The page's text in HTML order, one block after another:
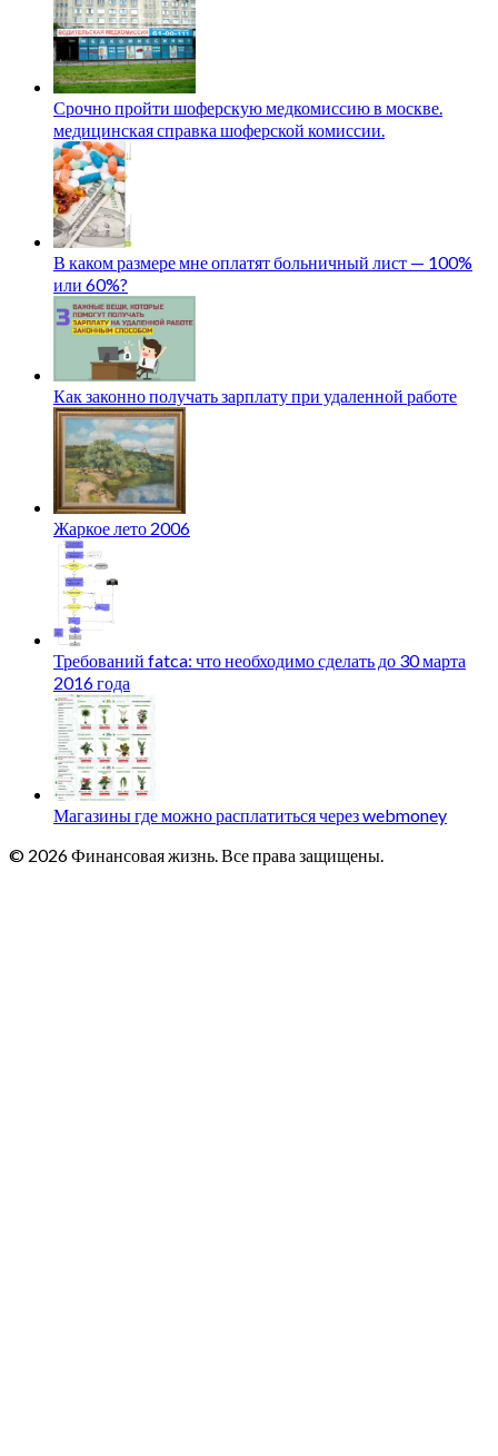
Срочно пройти шоферскую медкомиссию в москве.
медицинская справка шоферской комиссии.
В каком размере мне оплатят больничный лист — 100%
или 60%?
Как законно получать зарплату при удаленной работе
Жаркое лето 2006
Требований fatca: что необходимо сделать до 30 марта
2016 года
Магазины где можно расплатиться через webmoney
© 2026 Финансовая жизнь. Все права защищены.